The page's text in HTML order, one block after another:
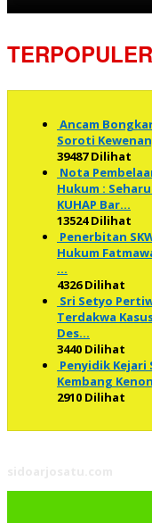
TERPOPULER
Ancam
Soroti
39487 Dilihat
Nota
Hukum :
KUHAP Bar…
13524 Dilihat
Penerbitan
Hukum
…
4326 Dilihat
Sri Setyo
Terdakwa
Des…
3440 Dilihat
Penyidik Kejari
Kembang
2910 Dilihat